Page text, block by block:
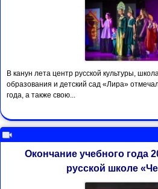
В канун лета центр русской культуры,
образования и детский сад «Лира»
года, а также свою...
Окончание учебного года
русской школе